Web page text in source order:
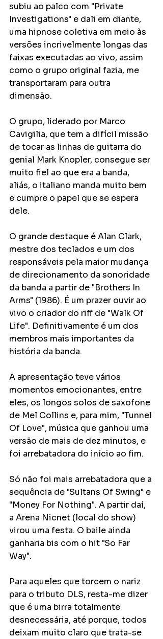
subiu ao palco com "Private
Investigations" e dali em diante,
uma hipnose coletiva em meio às
versões incrivelmente longas das
faixas executadas ao vivo, assim
como o grupo original fazia, me
transportaram para outra
dimensão.
O grupo, liderado por Marco
Cavigilia, que tem a difícil missão
de tocar as linhas de guitarra do
genial Mark Knopler, consegue ser
muito fiel ao que era a banda,
aliás, o italiano manda muito bem
e cumpre o papel que se espera
dele.
O grande destaque é Alan Clark,
mestre dos teclados e um dos
responsáveis pela maior mudança
de direcionamento da sonoridade
da banda a partir de "Brothers In
Arms" (1986). É um prazer ouvir ao
vivo o criador do riff de "Walk Of
Life". Definitivamente é um dos
membros mais importantes da
história da banda.
A apresentação teve vários
momentos emocionantes, entre
eles, os longos solos de saxofone
de Mel Collins e, para mim, "Tunnel
Of Love", música que ganhou uma
versão de mais de dez minutos, e
foi arrebatadora do início ao fim.
Só não foi mais arrebatadora que a
sequência de "Sultans Of Swing" e
"Money For Nothing". A partir daí,
a Arena Nicnet (local do show)
virou uma festa. O baile ainda
ganharia bis com o hit "So Far
Way".
Para aqueles que torcem o nariz
para o tributo DLS, resta-me dizer
que é uma birra totalmente
desnecessária, até porque, todos
deixam muito claro que trata-se